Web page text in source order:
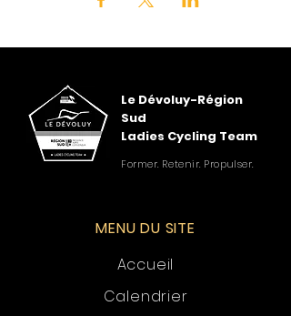
Le Dévoluy-Région
Sud
Ladies Cycling Team
Former. Retenir. Propulser.
MENU DU SITE
Accueil
Calendrier